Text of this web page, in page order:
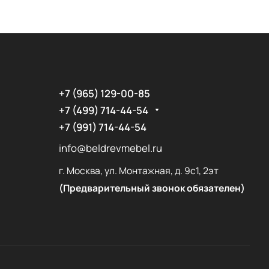
+7 (965) 129-00-85
+7 (499) 714-44-54
+7 (991) 714-44-54
info@beldrevmebel.ru
г. Москва, ул. Монтажная, д. 9с1, 2эт
(Предварительный звонок обязателен)